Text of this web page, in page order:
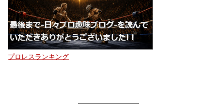
プロレスランキング